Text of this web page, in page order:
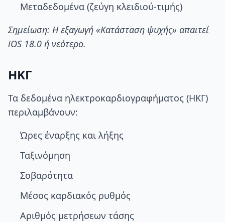
Μεταδεδομένα (ζεύγη κλειδιού-τιμής)
Σημείωση: Η εξαγωγή «Κατάσταση ψυχής» απαιτεί
iOS 18.0 ή νεότερο.
ΗΚΓ
Τα δεδομένα ηλεκτροκαρδιογραφήματος (ΗΚΓ)
περιλαμβάνουν:
Ώρες έναρξης και λήξης
Ταξινόμηση
Σοβαρότητα
Μέσος καρδιακός ρυθμός
Αριθμός μετρήσεων τάσης